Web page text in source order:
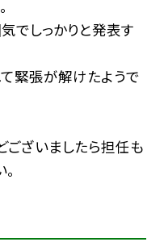
でしっかりと発表す
緊張が解けたようで
ございましたら担任も